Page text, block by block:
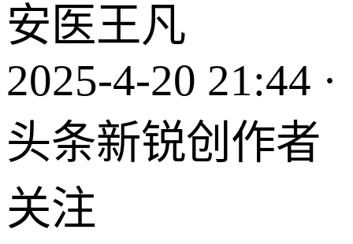
安医王凡
2025-4-20 21:44 ·
头条新锐创作者
关注